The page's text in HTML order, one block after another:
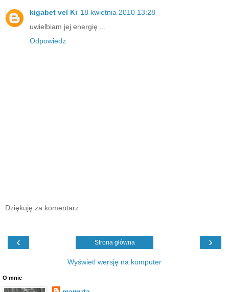
kigabet vel Ki 18 kwietnia 2010 13:28
uwielbiam jej energię ...
Odpowiedz
Dziękuję za komentarz
‹ ›
Strona główna
Wyświetl wersję na komputer
O mnie